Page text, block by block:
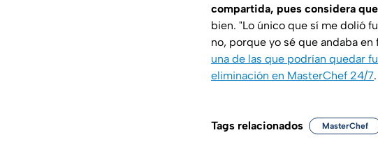
compartida, pues considera
bien. "Lo único que sí me dolió
no, porque yo sé que andaba
una de las que podrían quedar
eliminación en MasterChef 24/7.
Tags relacionados MasterChef